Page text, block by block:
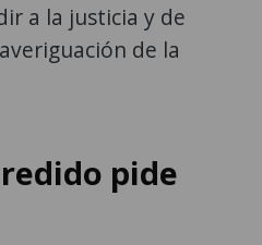
a la justicia y de
de la
pide